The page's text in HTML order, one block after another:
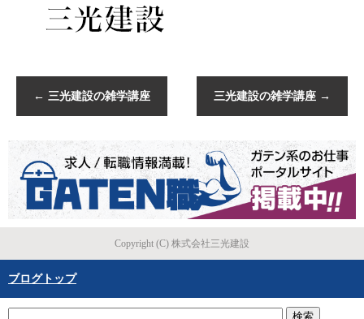
← 三光建設の雑学講座 三光建設の雑学講座 →
Copyright (C) 株式会社三光建設
ブログトップ